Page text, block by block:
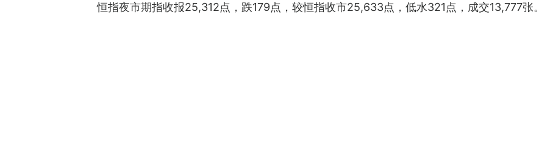
恒指夜市期指收报25,312点，跌179点，较恒指收市25,633点，低水321点，成交13,777张。